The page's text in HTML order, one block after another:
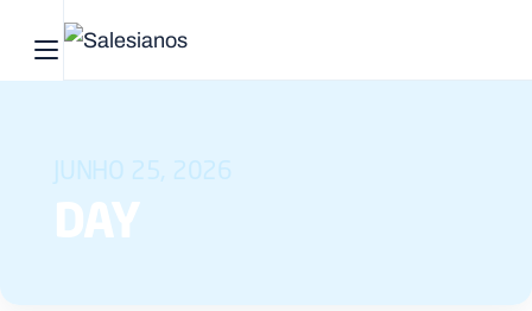
Abrir menu principal
JUNHO 25, 2026
DAY
Início
Quem